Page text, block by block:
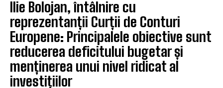
Ilie Bolojan, întâlnire cu
reprezentanții Curții de Conturi
Europene: Principalele obiective sunt
reducerea deficitului bugetar și
menținerea unui nivel ridicat al
investițiilor